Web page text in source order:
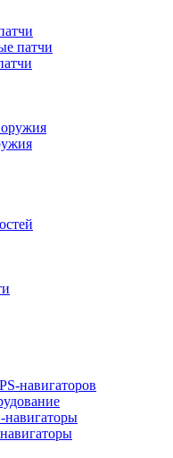
патчи
навигаторов
навигаторы